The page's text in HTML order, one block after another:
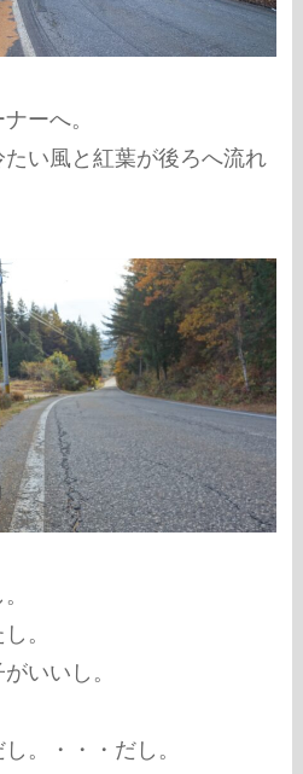
ーへ。
い風と紅葉が後ろへ流れ
。
いいし。
。・・・だし。